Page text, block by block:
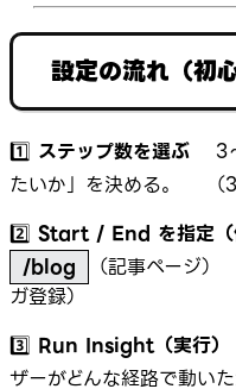
設定の流れ（初
1️⃣ ステップ数を選ぶ 3
たいか」を決める。 （3
2️⃣ Start / End を指定（
/blog
（記事ページ
ガ登録）
3️⃣ Run Insight（実行）
ザーがどんな経路で動い